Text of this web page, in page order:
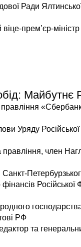
Ради
прем’єр-міністр
Майбутнє
Уряду Російської
член
Російської
РФ
та